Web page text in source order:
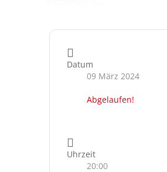
Datum
09 März 2024
Abgelaufen!
Uhrzeit
20:00